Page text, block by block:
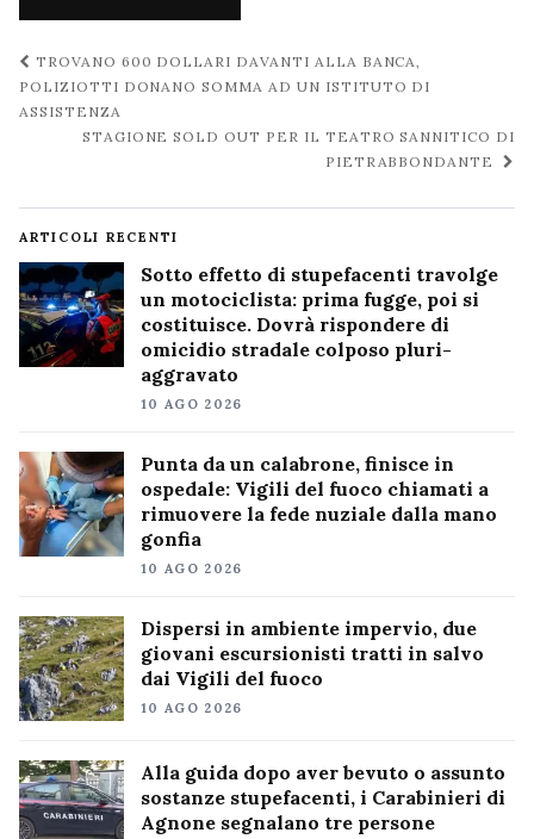
Navigazione
post
TROVANO 600 DOLLARI DAVANTI ALLA BANCA,
POLIZIOTTI DONANO SOMMA AD UN ISTITUTO DI
ASSISTENZA
STAGIONE SOLD OUT PER IL TEATRO SANNITICO DI
PIETRABBONDANTE
ARTICOLI RECENTI
Sotto effetto di stupefacenti travolge
un motociclista: prima fugge, poi si
costituisce. Dovrà rispondere di
omicidio stradale colposo pluri-
aggravato
10 AGO 2026
Punta da un calabrone, finisce in
ospedale: Vigili del fuoco chiamati a
rimuovere la fede nuziale dalla mano
gonfia
10 AGO 2026
Dispersi in ambiente impervio, due
giovani escursionisti tratti in salvo
dai Vigili del fuoco
10 AGO 2026
Alla guida dopo aver bevuto o assunto
sostanze stupefacenti, i Carabinieri di
Agnone segnalano tre persone